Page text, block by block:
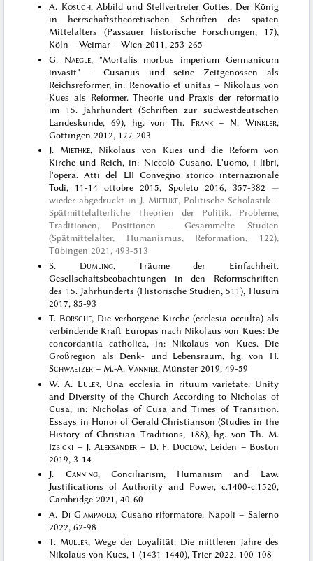
A. Kosuch, Abbild und Stellvertreter Gottes. Der König
in herrschaftstheoretischen Schriften des späten
Mittelalters (Passauer historische Forschungen, 17),
Köln – Weimar – Wien 2011, 253-265
G. Naegle, "Mortalis morbus imperium Germanicum
invasit" – Cusanus und seine Zeitgenossen als
Reichsreformer, in: Renovatio et unitas – Nikolaus von
Kues als Reformer. Theorie und Praxis der reformatio
im 15. Jahrhundert (Schriften zur südwestdeutschen
Landeskunde, 69), hg. von Th. Frank– N. Winkler,
Göttingen 2012, 177-203
J. Miethke, Nikolaus von Kues und die Reform von
Kirche und Reich, in: Niccolò Cusano. L'uomo, i libri,
l'opera. Atti del LII Convegno storico internazionale
Todi, 11-14 ottobre 2015, Spoleto 2016, 357-382
wieder abgedruckt in J. Miethke, Politische Scholastik –
Spätmittelalterliche Theorien der Politik. Probleme,
Traditionen, Positionen – Gesammelte Studien
(Spätmittelalter, Humanismus, Reformation, 122),
Tübingen 2021, 493-513
S. Dümling, Träume der Einfachheit.
Gesellschaftsbeobachtungen in den Reformschriften
des 15. Jahrhunderts (Historische Studien, 511), Husum
2017, 85-93
T. Borsche, Die verborgene Kirche (ecclesia occulta) als
verbindende Kraft Europas nach Nikolaus von Kues: De
concordantia catholica, in: Nikolaus von Kues. Die
Großregion als Denk- und Lebensraum, hg. von H.
Schwaetzer – M.-A.Vannier, Münster 2019, 49-59
W. A. Euler, Una ecclesia in rituum varietate: Unity
and Diversity of the Church According to Nicholas of
Cusa, in: Nicholas of Cusa and Times of Transition.
Essays in Honor of Gerald Christianson (Studies in the
History of Christian Traditions, 188), hg. von Th. M.
Izbicki – J.Aleksander – D. F. Duclow, Leiden – Boston
2019, 3-14
J. Canning, Conciliarism, Humanism and Law.
Justifications of Authority and Power, c.1400-c.1520,
Cambridge 2021, 40-60
A. Di Giampaolo, Cusano riformatore, Napoli – Salerno
2022, 62-98
T. Müller, Wege der Loyalität. Die mittleren Jahre des
Nikolaus von Kues, 1 (1431-1440), Trier 2022, 100-108